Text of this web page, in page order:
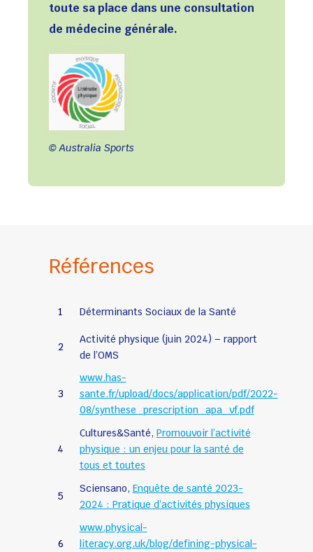
toute sa place dans une consultation
de médecine générale.
© Australia Sports
Références
1 Déterminants Sociaux de la Santé
2
Activité physique (juin 2024) – rapport
de l’OMS
3
www.has-
sante.fr/upload/docs/application/pdf/2022-
08/synthese_prescription_apa_vf.pdf
4
Cultures&Santé, Promouvoir l’activité
physique : un enjeu pour la santé de
tous et toutes
5
Sciensano, Enquête de santé 2023-
2024 : Pratique d’activités physiques
6
www.physical-
literacy.org.uk/blog/defining-physical-